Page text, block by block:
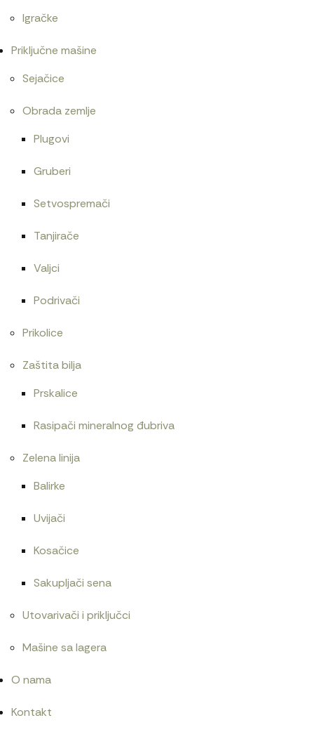
Igračke
Priključne mašine
Sejačice
Obrada zemlje
Plugovi
Gruberi
Setvospremači
Tanjirače
Valjci
Podrivači
Prikolice
Zaštita bilja
Prskalice
Rasipači mineralnog đubriva
Zelena linija
Balirke
Uvijači
Kosačice
Sakupljači sena
Utovarivači i priključci
Mašine sa lagera
O nama
Kontakt